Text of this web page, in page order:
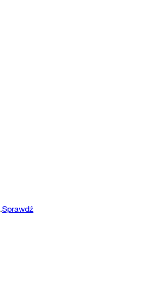
.Sprawdź